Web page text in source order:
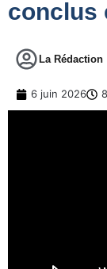
conclus
La Rédaction
6 juin 2026